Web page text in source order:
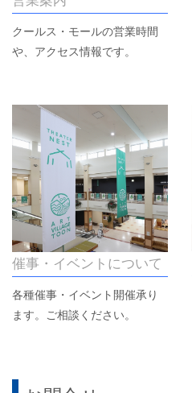
クールス・モールの営業時間
や、アクセス情報です。
催事・イベントについて
各種催事・イベント開催承り
ます。ご相談ください。